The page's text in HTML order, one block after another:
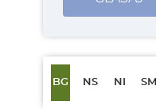
BG NS NI SM